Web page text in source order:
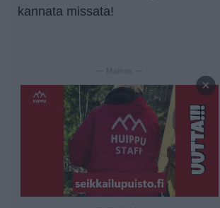
kannata missata!
— Mainos —
×